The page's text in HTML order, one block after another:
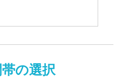
の選択